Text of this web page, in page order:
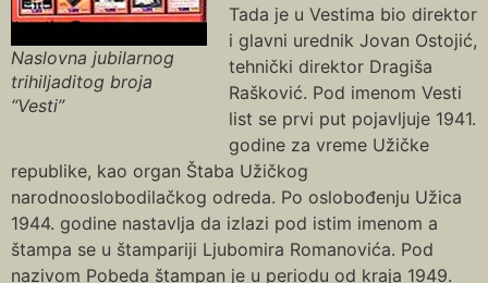
Naslovna jubilarnog
trihiljaditog broja
“Vesti”
Tada je u Vestima bio direktor
i glavni urednik Jovan Ostojić,
tehnički direktor Dragiša
Rašković. Pod imenom Vesti
list se prvi put pojavljuje 1941.
godine za vreme Užičke
republike, kao organ Štaba Užičkog
narodnooslobodilačkog odreda. Po oslobođenju Užica
1944. godine nastavlja da izlazi pod istim imenom a
štampa se u štampariji Ljubomira Romanovića. Pod
nazivom Pobeda štampan je u periodu od kraja 1949.